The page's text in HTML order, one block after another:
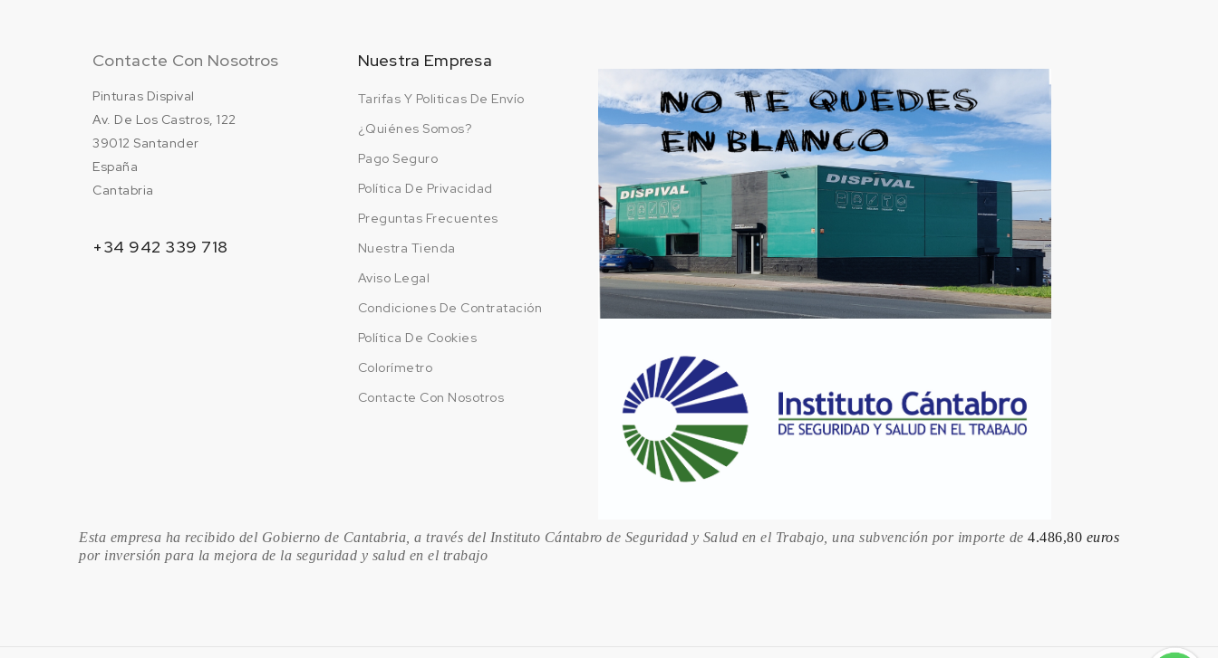
Contacte Con Nosotros
Pinturas Dispival
Av. De Los Castros, 122
39012 Santander
España
Cantabria
+34 942 339 718
Nuestra Empresa
Tarifas Y Politicas De Envío
¿Quiénes Somos?
Pago Seguro
Política De Privacidad
Preguntas Frecuentes
Nuestra Tienda
Aviso Legal
Condiciones De Contratación
Política De Cookies
Colorímetro
Contacte Con Nosotros
Esta empresa ha recibido del Gobierno de Cantabria, a través del Instituto Cántabro de Seguridad y Salud en el Trabajo, una subvención por importe de 4.486,80 euros
por inversión para la mejora de la seguridad y salud en el trabajo